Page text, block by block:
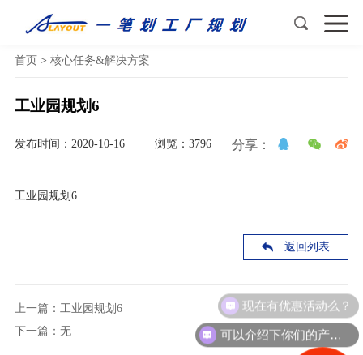
首页 > 核心任务&解决方案
工业园规划6
发布时间：2020-10-16 浏览：3796 分享：
工业园规划6
返回列表
上一篇：工业园规划6
下一篇：无
可以介绍下你们的产品么？
现在有优惠活动么？